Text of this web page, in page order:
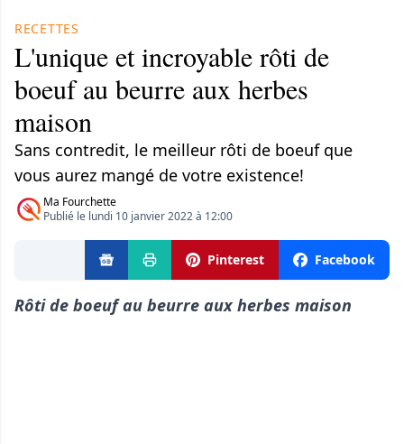
RECETTES
L'unique et incroyable rôti de
boeuf au beurre aux herbes
maison
Sans contredit, le meilleur rôti de boeuf que
vous aurez mangé de votre existence!
Ma Fourchette
Publié le lundi 10 janvier 2022 à 12:00
Pinterest Facebook
Rôti de boeuf au beurre aux herbes maison